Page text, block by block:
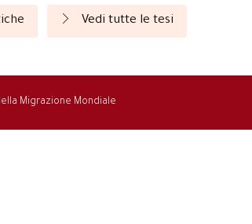
Vedi tutte le tesi
Migrazione Mondiale